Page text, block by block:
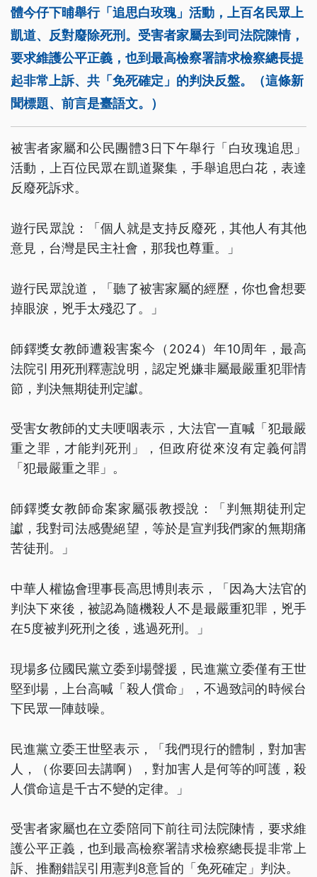
體今仔下晡舉行「追思白玫瑰」活動，上百名民眾上
凱道、反對廢除死刑。受害者家屬去到司法院陳情，
要求維護公平正義，也到最高檢察署請求檢察總長提
起非常上訴、共「免死確定」的判決反盤。（這條新
聞標題、前言是臺語文。）
被害者家屬和公民團體3日下午舉行「白玫瑰追思」
活動，上百位民眾在凱道聚集，手舉追思白花，表達
反廢死訴求。
遊行民眾說：「個人就是支持反廢死，其他人有其他
意見，台灣是民主社會，那我也尊重。」
遊行民眾說道，「聽了被害家屬的經歷，你也會想要
掉眼淚，兇手太殘忍了。」
師鐸獎女教師遭殺害案今（2024）年10周年，最高
法院引用死刑釋憲說明，認定兇嫌非屬最嚴重犯罪情
節，判決無期徒刑定讞。
受害女教師的丈夫哽咽表示，大法官一直喊「犯最嚴
重之罪，才能判死刑」，但政府從來沒有定義何謂
「犯最嚴重之罪」。
師鐸獎女教師命案家屬張教授說：「判無期徒刑定
讞，我對司法感覺絕望，等於是宣判我們家的無期痛
苦徒刑。」
中華人權協會理事長高思博則表示，「因為大法官的
判決下來後，被認為隨機殺人不是最嚴重犯罪，兇手
在5度被判死刑之後，逃過死刑。」
現場多位國民黨立委到場聲援，民進黨立委僅有王世
堅到場，上台高喊「殺人償命」，不過致詞的時候台
下民眾一陣鼓噪。
民進黨立委王世堅表示，「我們現行的體制，對加害
人，（你要回去講啊），對加害人是何等的呵護，殺
人償命這是千古不變的定律。」
受害者家屬也在立委陪同下前往司法院陳情，要求維
護公平正義，也到最高檢察署請求檢察總長提非常上
訴、推翻錯誤引用憲判8意旨的「免死確定」判決。